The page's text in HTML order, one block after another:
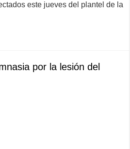
este jueves del plantel de la
por la lesión del